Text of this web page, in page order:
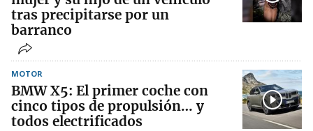
tras precipitarse por un
barranco
MOTOR
BMW X5: El primer coche con
cinco tipos de propulsión… y
todos electrificados